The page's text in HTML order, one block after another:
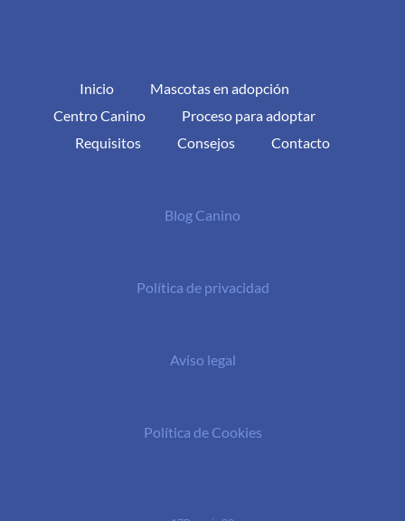
Inicio
Mascotas en adopción
Centro Canino
Proceso para adoptar
Requisitos
Consejos Contacto
Blog Canino
Política de privacidad
Aviso legal
Política de Cookies